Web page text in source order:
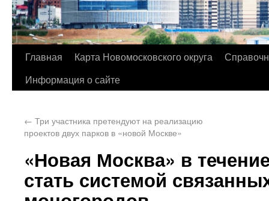
Главная Карта Новомосковского округа
Информация о сайте
← Три участника претендуют на реализацию
проектов двух парков в «новой Москве»
«Новая Москва» в
стать системой